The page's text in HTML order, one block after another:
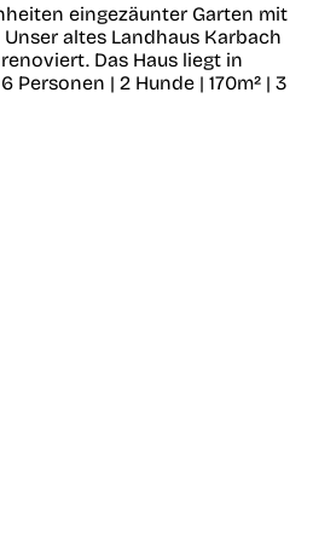
eingezäunter Garten mit
Unser altes Landhaus Karbach
Das Haus liegt in
Personen | 2 Hunde | 170m² | 3